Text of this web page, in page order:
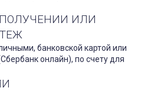
ИЛИ
банковской картой или
онлайн), по счету для